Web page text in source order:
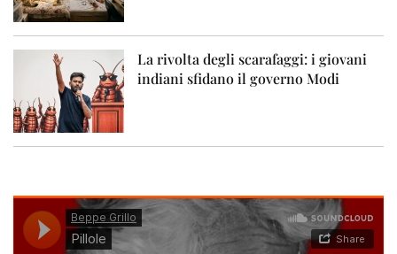
La rivolta degli scarafaggi: i giovani
indiani sfidano il governo Modi